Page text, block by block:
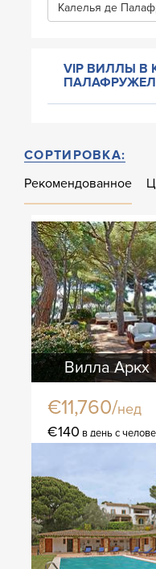
Калелья де
VIP ВИЛЛЫ В
СОРТИРОВКА:
Рекомендованное
Вилла Аркх
€11,760/нед
€140 в день с